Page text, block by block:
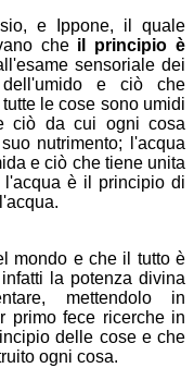
e Ippone, il quale
che il principio è
sensoriale dei
e ciò che
le cose sono umidi
ciò da cui ogni cosa
nutrimento; l'acqua
e ciò che tiene unita
è il principio di
mondo e che il tutto è
la potenza divina
mettendolo in
primo fece ricerche in
delle cose e che
ogni cosa.